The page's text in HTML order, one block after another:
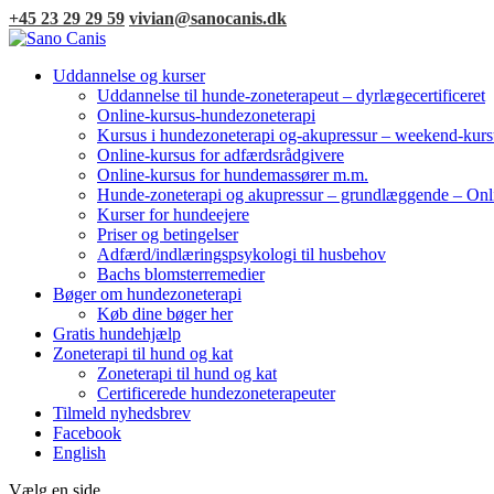
+45 23 29 29 59 vivian@sanocanis.dk
Uddannelse og kurser
Uddannelse til hunde-zoneterapeut – dyrlægecertificeret
Online-kursus-hundezoneterapi
Kursus i hundezoneterapi og-akupressur – weekend-
Online-kursus for adfærdsrådgivere
Online-kursus for hundemassører m.m.
Hunde-zoneterapi og akupressur – grundlæggende –
Kurser for hundeejere
Priser og betingelser
Adfærd/indlæringspsykologi til husbehov
Bachs blomsterremedier
Bøger om hundezoneterapi
Køb dine bøger her
Gratis hundehjælp
Zoneterapi til hund og kat
Zoneterapi til hund og kat
Certificerede hundezoneterapeuter
Tilmeld nyhedsbrev
Facebook
English
Vælg en side